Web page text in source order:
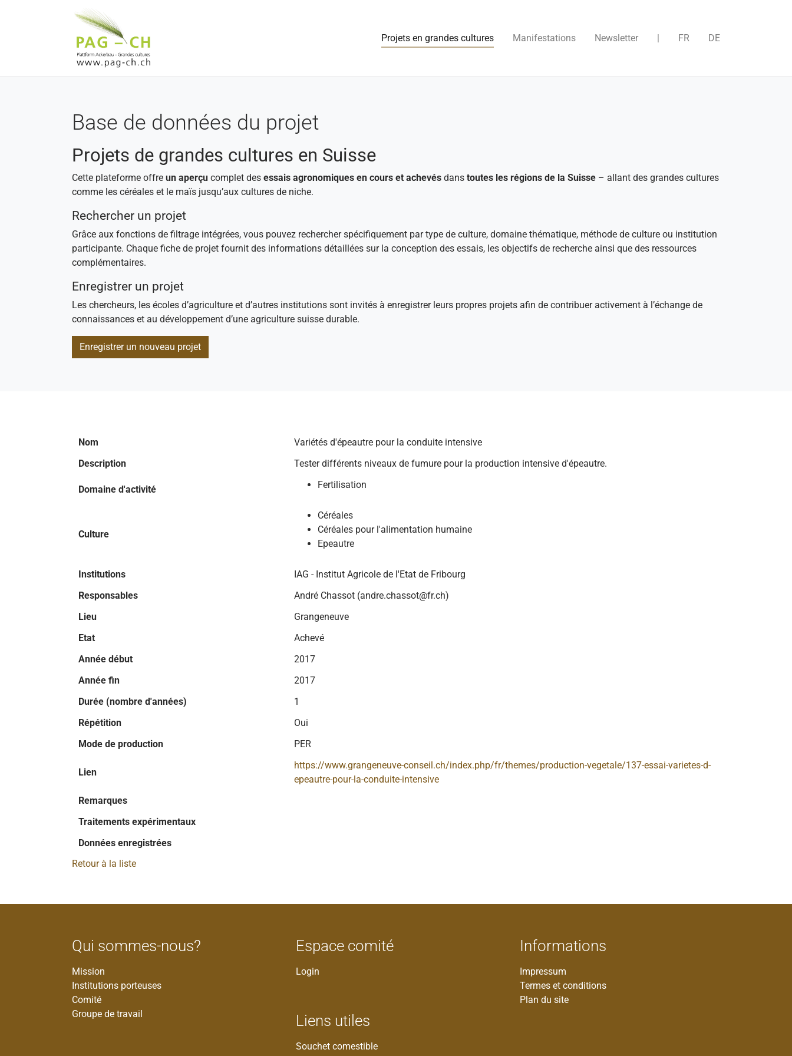
Projets en grandes cultures(current)Manifestations Newsletter | FR DE
Base de données du projet
Projets de grandes cultures en Suisse
Cette plateforme offre un aperçu complet des essais agronomiques en cours et achevés dans toutes les régions de la Suisse – allant des grandes cultures
comme les céréales et le maïs jusqu’aux cultures de niche.
Rechercher un projet
Grâce aux fonctions de filtrage intégrées, vous pouvez rechercher spécifiquement par type de culture, domaine thématique, méthode de culture ou institution
participante. Chaque fiche de projet fournit des informations détaillées sur la conception des essais, les objectifs de recherche ainsi que des ressources
complémentaires.
Enregistrer un projet
Les chercheurs, les écoles d’agriculture et d’autres institutions sont invités à enregistrer leurs propres projets afin de contribuer activement à l’échange de
connaissances et au développement d’une agriculture suisse durable.
Enregistrer un nouveau projet
Nom
Variétés d'épeautre pour la conduite intensive
Description
Tester différents niveaux de fumure pour la production intensive d'épeautre.
Domaine d'activité Fertilisation
Culture
Céréales
Céréales pour l'alimentation humaine
Epeautre
Institutions
IAG - Institut Agricole de l'Etat de Fribourg
Responsables
André Chassot (andre.chassot@fr.ch)
Lieu
Grangeneuve
Etat
Achevé
Année début
2017
Année fin
2017
Durée (nombre d'années)
1
Répétition
Oui
Mode de production
PER
Lien
https://www.grangeneuve-conseil.ch/index.php/fr/themes/production-vegetale/137-essai-varietes-d-
epeautre-pour-la-conduite-intensive
Remarques
Traitements expérimentaux
Données enregistrées
Retour à la liste
Qui sommes-nous?
Mission
Institutions porteuses
Comité
Groupe de travail
Espace comité
Login
Liens utiles
Souchet comestible
Informations
Impressum
Termes et conditions
Plan du site